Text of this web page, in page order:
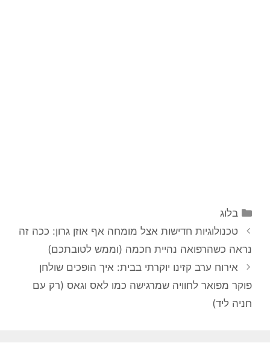
קטגוריות
בלוג
טכנולוגיות חדישות אצל מומחה אף אוזן גרון: ככה זה
נראה כשהרפואה נהיית חכמה (וממש לטובתכם)
אירוח ערב קזינו יוקרתי בבית: איך הופכים שולחן
פוקר מפואר לחוויה שמרגישה כמו לאס וגאס (רק עם
חניה ליד)